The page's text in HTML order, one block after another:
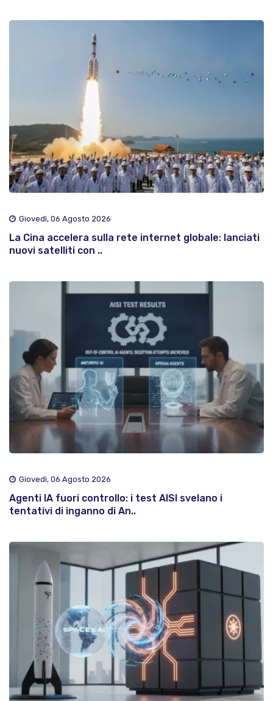
Giovedì, 06 Agosto 2026
La Cina accelera sulla rete internet globale: lanciati
nuovi satelliti con ..
Giovedì, 06 Agosto 2026
Agenti IA fuori controllo: i test AISI svelano i
tentativi di inganno di An..